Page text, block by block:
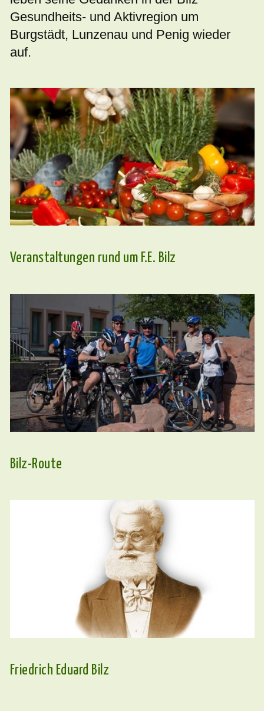
Gesundheits- und Aktivregion um
Burgstädt, Lunzenau und Penig wieder
auf.
Veranstaltungen rund um F.E. Bilz
Bilz-Route
Friedrich Eduard Bilz